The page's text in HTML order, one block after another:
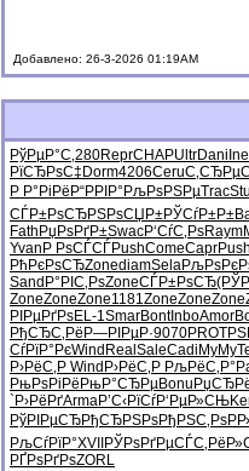
Добавлено: 26-3-2026 01:19AM
РўРµР°С‚280ReprCHAPUltrDani
РїСЂРѕС‡ Dorm4206Ceru
Р Р°РіРё Р“РРІР° РљРѕРЅРµTrac
СЃР±РѕСЂРЅРѕСЏР±РЎСѓР±Р±
Fath РџРѕРґР±SwacР‘СѓС‚РѕRaym
Yvan Р РѕСЃСЃPushComeCaprPush
РћРєРѕСЂZonediamSela
Sand Р°РІС‚РѕZoneСЃР±РѕСЂ
ZoneZoneZone1181ZoneZoneZone
РІРµРґРѕEL-1SmarBontInboAmor
РђСЂС‚Рё Р—РІРµР·9070PROT
СѓРїР°РєWind Real SaleCadi MyMy
Р›РёС‚Р Wind Р›РёС‚Р РљРёС‚Р°
РњРѕРіРё РњР°СЂРµBonu
`Р›РёРґArmaР’С‹РїСѓР‘РµР»СЊ
РўРІРµСЂРђСЂРЅРѕРђРЅС‚Рѕ
РљСѓРїР°XVII РЎРѕРґРµСЃС‚РёР»
РҐРѕРґРѕZORL